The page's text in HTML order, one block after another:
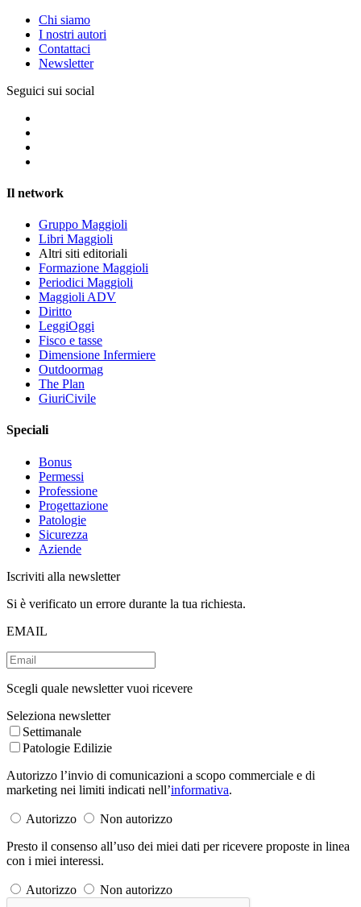
Chi siamo
I nostri autori
Contattaci
Newsletter
Seguici sui social
Il network
Gruppo Maggioli
Libri Maggioli
Altri siti editoriali
Formazione Maggioli
Periodici Maggioli
Maggioli ADV
Diritto
LeggiOggi
Fisco e tasse
Dimensione Infermiere
Outdoormag
The Plan
GiuriCivile
Speciali
Bonus
Permessi
Professione
Progettazione
Patologie
Sicurezza
Aziende
Iscriviti alla newsletter
Si è verificato un errore durante la tua richiesta.
EMAIL
Scegli quale newsletter vuoi ricevere
Seleziona newsletter
Settimanale
Patologie Edilizie
Autorizzo l’invio di comunicazioni a scopo commerciale e di
marketing nei limiti indicati nell’informativa.
Autorizzo
Non autorizzo
Presto il consenso all’uso dei miei dati per ricevere proposte in linea
con i miei interessi.
Autorizzo Non autorizzo